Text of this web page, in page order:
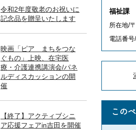
令和2年度敬老のお祝いに
記念品を贈呈いたします
映画「ピア まちをつな
ぐもの」上映、在宅医
療・介護連携講演会/パネ
ルディスカッションの開
催
【終了】アクティブシニ
ア応援フェアin吉田を開催
福祉課
所在地/
電話番
この